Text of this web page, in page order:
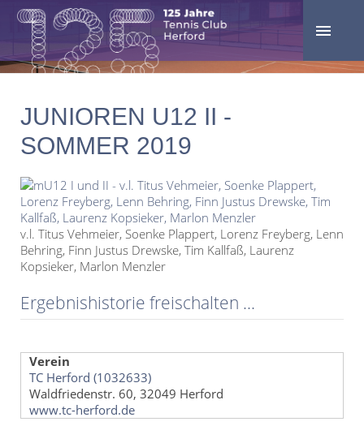
JUNIOREN U12 II -
SOMMER 2019
v.l. Titus Vehmeier, Soenke Plappert, Lorenz Freyberg, Lenn
Behring, Finn Justus Drewske, Tim Kallfaß, Laurenz
Kopsieker, Marlon Menzler
Ergebnishistorie freischalten ...
Verein
TC Herford (1032633)
Waldfriedenstr. 60, 32049 Herford
www.tc-herford.de